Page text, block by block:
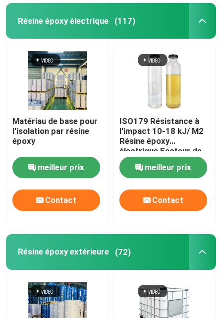
Matière première de transformateur
Résine époxy électrique (117)
Matériau de base pour
l'isolation par résine
époxy
meilleur prix
Contact
ISO179 Résistance à
l'impact 10-18 kJ/ M2
Résine époxy
électrique Facteur de
perte 0,02
meilleur prix
Contact
Résine époxy extérieure (72)